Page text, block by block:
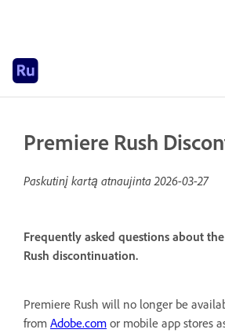
Premiere Rush
Paskutinį kartą atnaujinta2026-03-27
Frequently asked questions about
Rush discontinuation.
Premiere Rush will no longer be
from Adobe.com or mobile app stores